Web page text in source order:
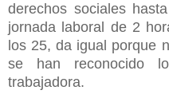
derechos sociales
jornada laboral de 2
los 25, da igual porque
se han reconocido
trabajadora.